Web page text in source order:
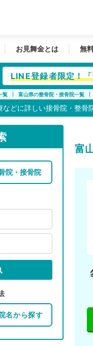
お見舞金とは 無
LINE登録者限定！
覧 富山県の整骨院・接骨院一覧
どに詳しい接骨院・整骨
院・接骨院
名から探す
富